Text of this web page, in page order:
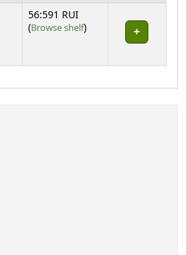
56:591 RUI
(Browse shelf(Opens below)
)